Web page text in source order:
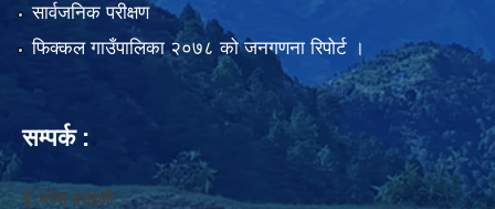
सार्वजनिक परीक्षण
फिक्कल गाउँपालिका २०७८ को जनगणना रिपोर्ट ।
सम्पर्क :
ई. नरेश बराइली